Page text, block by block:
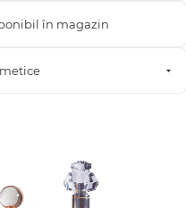
în magazin